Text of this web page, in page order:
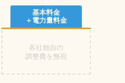
基本料金
＋電力量料金
各社独自の
調整費を無視